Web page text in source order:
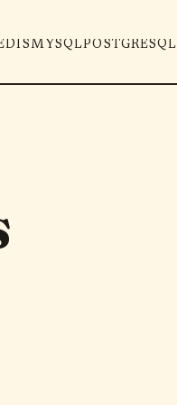
MYSQLPOSTGRESQL